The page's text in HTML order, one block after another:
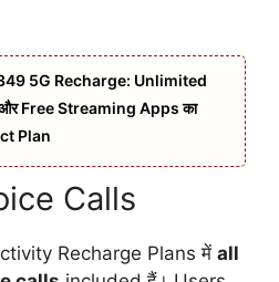
5G Recharge: Unlimited
Free Streaming Apps का
Plan
Calls
Recharge Plans में all